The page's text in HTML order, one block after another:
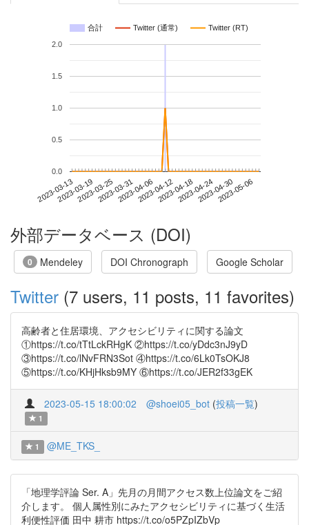
合計 Twitter (通常) Twitter (RT)
2023-03-132023-03-192023-03-252023-03-312023-04-062023-04-122023-04-182023-04-242023-04-302023-05-06
0.0
0.5
1.0
1.5
2.0
外部データベース (DOI)
0 Mendeley DOI Chronograph Google Scholar
Twitter (7 users, 11 posts, 11 favorites)
高齢者と住居環境、アクセシビリティに関する論文
①https://t.co/tTtLckRHgK ②https://t.co/yDdc3nJ9yD
③https://t.co/lNvFRN3Sot ④https://t.co/6Lk0TsOKJ8
⑤https://t.co/KHjHksb9MY ⑥https://t.co/JER2f33gEK
2023-05-15 18:00:02 @shoei05_bot (投稿一覧)
1
1 @ME_TKS_
「地理学評論 Ser. A」先月の月間アクセス数上位論文をご紹
介します。 個人属性別にみたアクセシビリティに基づく生活
利便性評価 田中 耕市 https://t.co/o5PZpIZbVp